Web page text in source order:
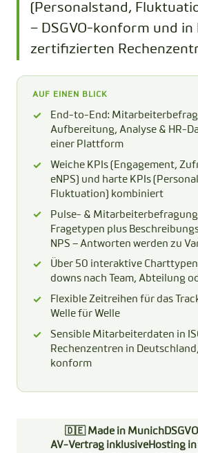
(Personalstand,
– DSGVO-konform und in
zertifizierten
AUF EINEN BLICK
End-to-End:
Aufbereitung, Analyse & HR-
einer Plattform
Weiche KPIs (Engagement,
eNPS) und harte KPIs
Fluktuation) kombiniert
Pulse- &
Fragetypen plus
NPS – Antworten werden zu
Über 50 interaktive
downs nach Team, Abteilung
Flexible Zeitreihen für das
Welle für Welle
Sensible Mitarbeiterdaten in
Rechenzentren in
konform
🇩🇪 Made in Munich
AV-Vertrag inklusive Hosting